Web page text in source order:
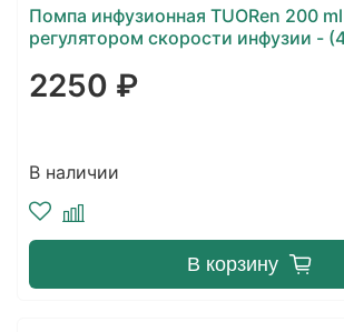
Помпа инфузионная TUORen 200
регулятором скорости инфузии -
2250 ₽
В наличии
В корзину